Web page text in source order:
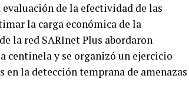
de la efectividad de las
la carga económica de la
la red SARInet Plus abordaron
centinela y se organizó un ejercicio
la detección temprana de amenazas